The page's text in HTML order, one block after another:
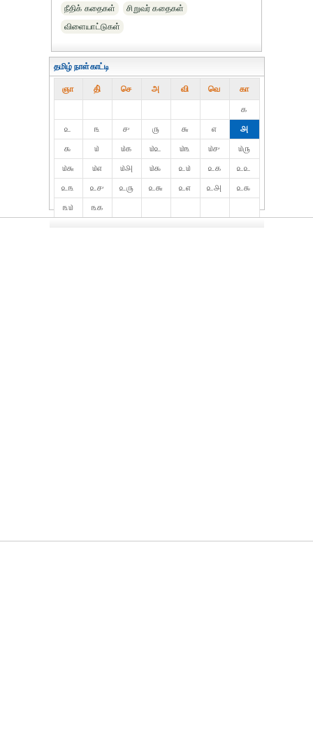
நீதிக் கதைகள்
சிறுவர் கதைகள்
விளையாட்டுகள்
தமிழ் நாள்காட்டி
ஞா தி் செ அ வி வெ கா
௧
௨
௩ ௪ ௫ ௬ ௭
௮
௯
௰ ௰௧ ௰௨ ௰௩ ௰௪
௰௫
௰௬
௰௭ ௰௮ ௰௯ ௨௰ ௨௧
௨௨
௨௩
௨௪ ௨௫ ௨௬ ௨௭ ௨௮
௨௯
௩௰
௩௧